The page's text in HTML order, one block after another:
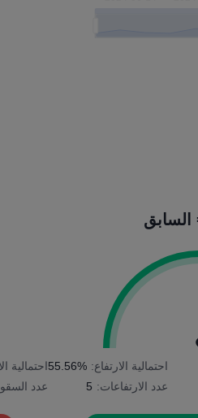
السابق
احتمالية الارتفاع: 55.56%
عدد الارتفاعات: 5
احتمالية
عدد